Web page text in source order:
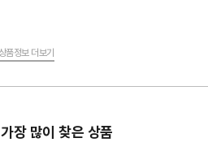
상품정보 더보기
장 많이 찾은 상품